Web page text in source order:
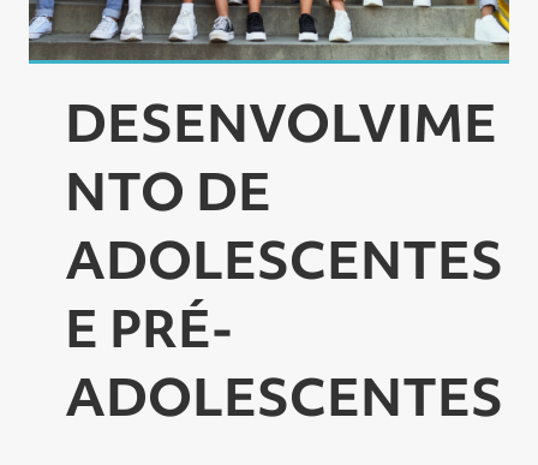
DESENVOLVIME
NTO DE
ADOLESCENTES
E PRÉ-
ADOLESCENTES